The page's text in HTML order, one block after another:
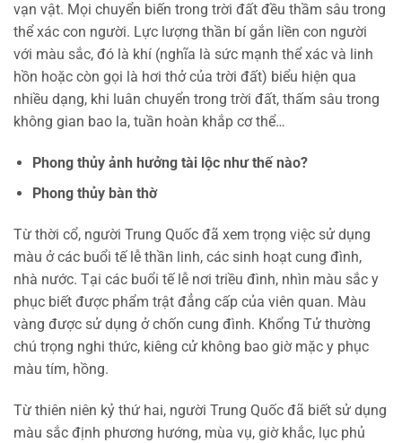
vạn vật. Mọi chuyển biến trong trời đất đều thầm sâu trong
thể xác con người. Lực lượng thần bí gắn liền con người
với màu sắc, đó là khí (nghĩa là sức mạnh thể xác và linh
hồn hoặc còn gọi là hơi thở của trời đất) biểu hiện qua
nhiều dạng, khi luân chuyển trong trời đất, thấm sâu trong
không gian bao la, tuần hoàn khắp cơ thể…
Phong thủy ảnh hưởng tài lộc như thế nào?
Phong thủy bàn thờ
Từ thời cổ, người Trung Quốc đã xem trọng việc sử dụng
màu ở các buổi tế lễ thần linh, các sinh hoạt cung đình,
nhà nước. Tại các buổi tế lễ nơi triều đình, nhìn màu sắc y
phục biết được phẩm trật đẳng cấp của viên quan. Màu
vàng được sử dụng ở chốn cung đình. Khổng Tử thường
chú trọng nghi thức, kiêng cử không bao giờ mặc y phục
màu tím, hồng.
Từ thiên niên kỷ thứ hai, người Trung Quốc đã biết sử dụng
màu sắc định phương hướng, mùa vụ, giờ khắc, lục phủ